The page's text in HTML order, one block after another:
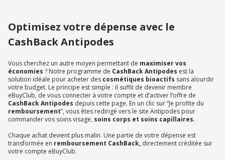
Optimisez votre dépense avec le
CashBack Antipodes
Vous cherchez un autre moyen permettant de maximiser vos
économies ? Notre programme de CashBack Antipodes est la
solution idéale pour acheter des cosmétiques bioactifs sans alourdir
votre budget. Le principe est simple : il suffit de devenir membre
eBuyClub, de vous connecter à votre compte et d’activer l’offre de
CashBack Antipodes depuis cette page. En un clic sur “Je profite du
remboursement”, vous êtes redirigé vers le site Antipodes pour
commander vos soins visage, soins corps et soins capillaires.
Chaque achat devient plus malin. Une partie de votre dépense est
transformée en remboursement CashBack, directement créditée sur
votre compte eBuyClub.